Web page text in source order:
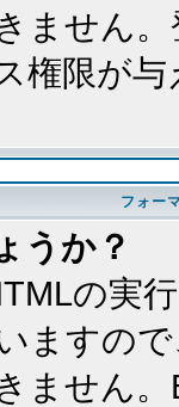
ません
権限が
フォー
うか？
の実
ますの
ません